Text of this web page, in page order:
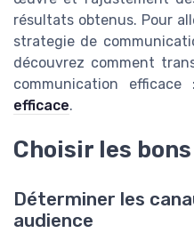
résultats obtenus. Pour
strategie de
découvrez comment
communication efficace
efficace.
Choisir les
Déterminer les
audience